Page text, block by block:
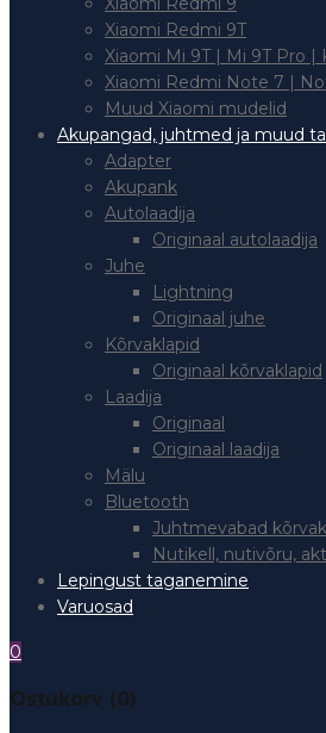
Xiaomi Redmi 9T
Xiaomi Mi 9T | Mi 9T Pro |
Xiaomi Redmi Note 7 |
Muud Xiaomi mudelid
Akupangad, juhtmed ja muud
Adapter
Akupank
Autolaadija
Originaal autolaadija
Juhe
Lightning
Originaal juhe
Kõrvaklapid
Originaal kõrvaklapid
Laadija
Originaal
Originaal laadija
Mälu
Bluetooth
Juhtmevabad
Nutikell, nutivõru,
Lepingust taganemine
Varuosad
0
Ostukorv (0)